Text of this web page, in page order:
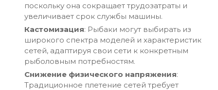
поскольку она сокращает трудозатраты и
увеличивает срок службы машины.
Кастомизация: Рыбаки могут выбирать из
широкого спектра моделей и характеристик
сетей, адаптируя свои сети к конкретным
рыболовным потребностям.
Снижение физического напряжения:
Традиционное плетение сетей требует